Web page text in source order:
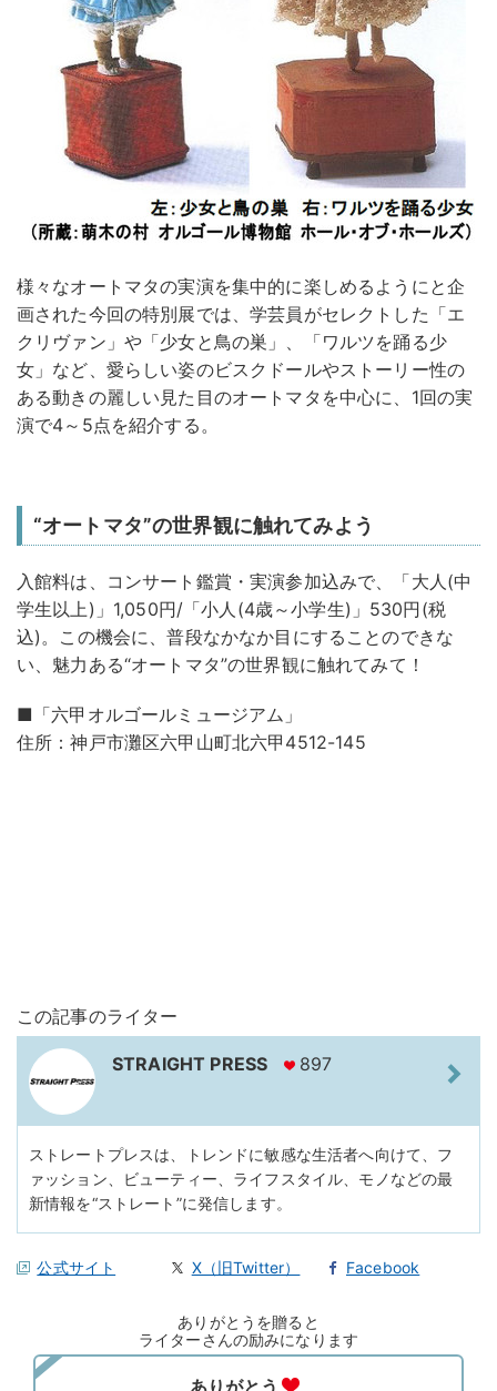
様々なオートマタの実演を集中的に楽しめるようにと企
画された今回の特別展では、学芸員がセレクトした「エ
クリヴァン」や「少女と鳥の巣」、「ワルツを踊る少
女」など、愛らしい姿のビスクドールやストーリー性の
ある動きの麗しい見た目のオートマタを中心に、1回の実
演で4～5点を紹介する。
“オートマタ”の世界観に触れてみよう
入館料は、コンサート鑑賞・実演参加込みで、「大人(中
学生以上)」1,050円/「小人(4歳～小学生)」530円(税
込)。この機会に、普段なかなか目にすることのできな
い、魅力ある“オートマタ”の世界観に触れてみて！
■「六甲オルゴールミュージアム」
住所：神戸市灘区六甲山町北六甲4512-145
この記事のライター
STRAIGHT PRESS 897
ストレートプレスは、トレンドに敏感な生活者へ向けて、フ
ァッション、ビューティー、ライフスタイル、モノなどの最
新情報を“ストレート”に発信します。
公式サイト X（旧Twitter） Facebook
ありがとうを贈ると
ライターさんの励みになります